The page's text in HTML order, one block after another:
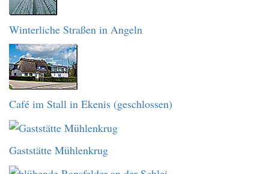
Winterliche Straßen in Angeln
Café im Stall in Ekenis (geschlossen)
Gaststätte Mühlenkrug